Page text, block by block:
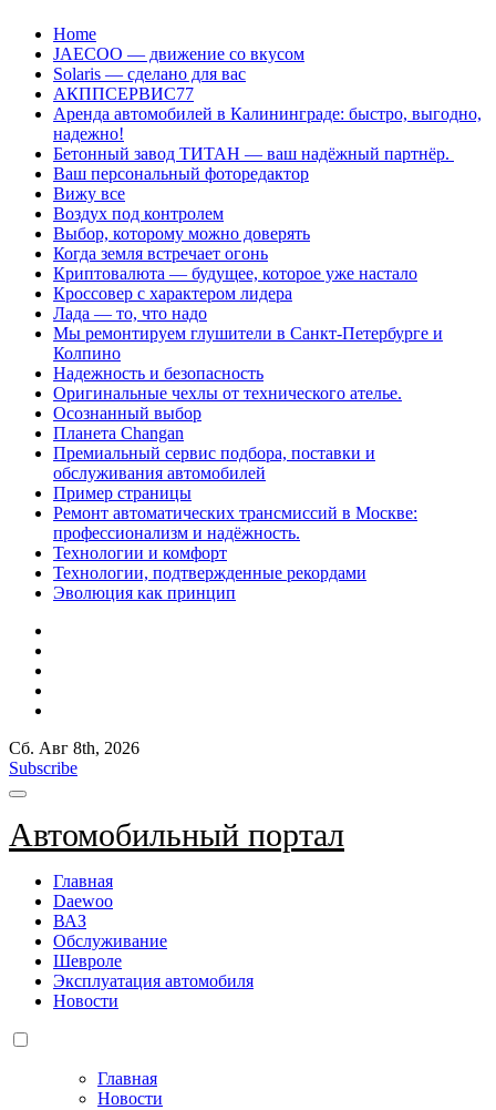
Перейти
содержанию
Home
JAECOO — движение со вкусом
Solaris — сделано для вас
АКППСЕРВИС77
Аренда автомобилей в Калининграде: быстро, выгодно,
надежно!
Бетонный завод ТИТАН — ваш надёжный партнёр.
Ваш персональный фоторедактор
Вижу все
Воздух под контролем
Выбор, которому можно доверять
Когда земля встречает огонь
Криптовалюта — будущее, которое уже настало
Кроссовер с характером лидера
Лада — то, что надо
Мы ремонтируем глушители в Санкт-Петербурге и
Колпино
Надежность и безопасность
Оригинальные чехлы от технического ателье.
Осознанный выбор
Планета Changan
Премиальный сервис подбора, поставки и
обслуживания автомобилей
Пример страницы
Ремонт автоматических трансмиссий в Москве:
профессионализм и надёжность.
Технологии и комфорт
Технологии, подтвержденные рекордами
Эволюция как принцип
Сб. Авг 8th, 2026
Subscribe
Автомобильный портал
Главная
Daewoo
ВАЗ
Обслуживание
Шевроле
Эксплуатация автомобиля
Новости
Главная
Новости